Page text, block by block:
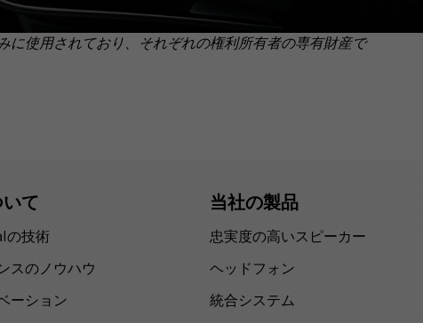
使用されており、それぞれの権利所有者の専有財産で
て
の技術
スのノウハウ
ーション
当社の製品
忠実度の高いスピーカー
ヘッドフォン
統合システム